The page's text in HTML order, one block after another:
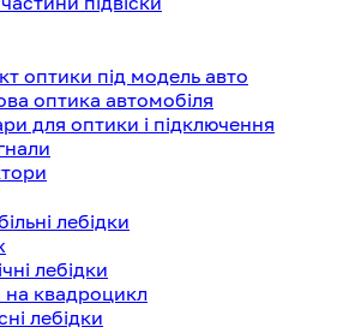
оптики під модель авто
оптика автомобіля
для оптики і підключення
лебідки
лебідки
на квадроцикл
лебідки